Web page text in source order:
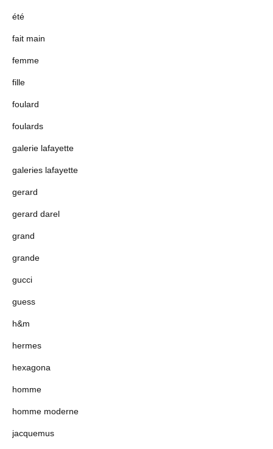
été
fait main
femme
fille
foulard
foulards
galerie lafayette
galeries lafayette
gerard
gerard darel
grand
grande
gucci
guess
h&m
hermes
hexagona
homme
homme moderne
jacquemus